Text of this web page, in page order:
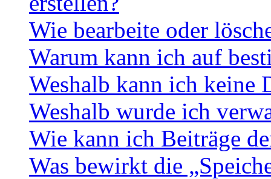
Wie bearbeite oder
Warum kann ich auf
Weshalb kann ich keine
Weshalb wurde ich
Wie kann ich Beiträge
Was bewirkt die